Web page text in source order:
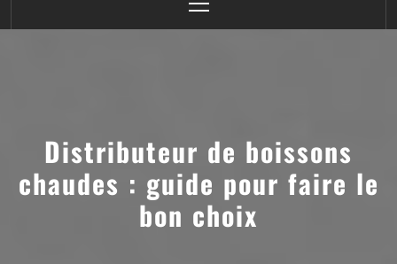
Distributeur de boissons
chaudes : guide pour faire le
bon choix